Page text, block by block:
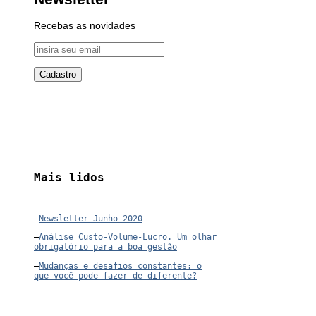
Recebas as novidades
Mais lidos
–Newsletter Junho 2020
–Análise Custo-Volume-Lucro. Um olhar
obrigatório para a boa gestão
–Mudanças e desafios constantes: o
que você pode fazer de diferente?